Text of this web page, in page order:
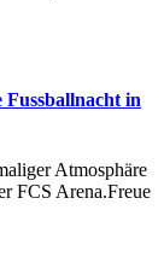
Fussballnacht in
Atmosphäre
FCS Arena.Freue